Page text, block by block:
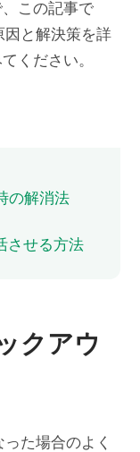
この記事で
因と解決策を詳
ください。
の解消法
させる方法
クアウ
た場合のよく